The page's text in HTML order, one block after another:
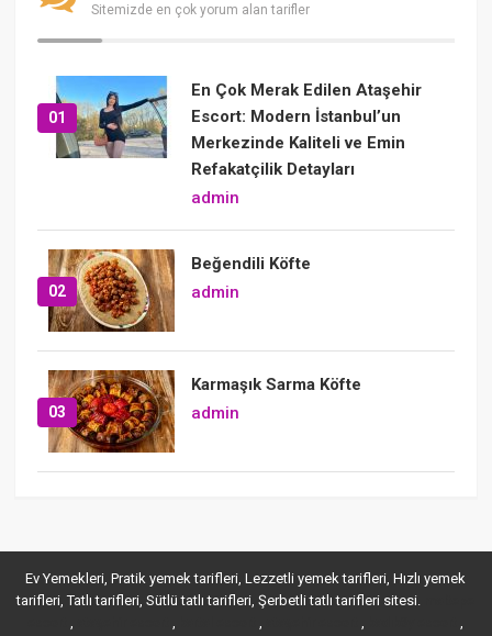
Sitemizde en çok yorum alan tarifler
01
En Çok Merak Edilen Ataşehir
Escort: Modern İstanbul’un
Merkezinde Kaliteli ve Emin
Refakatçilik Detayları
admin
02
Beğendili Köfte
admin
03
Karmaşık Sarma Köfte
admin
Ev Yemekleri, Pratik yemek tarifleri, Lezzetli yemek tarifleri, Hızlı yemek
tarifleri, Tatlı tarifleri, Sütlü tatlı tarifleri, Şerbetli tatlı tarifleri sitesi.
, , , , ,